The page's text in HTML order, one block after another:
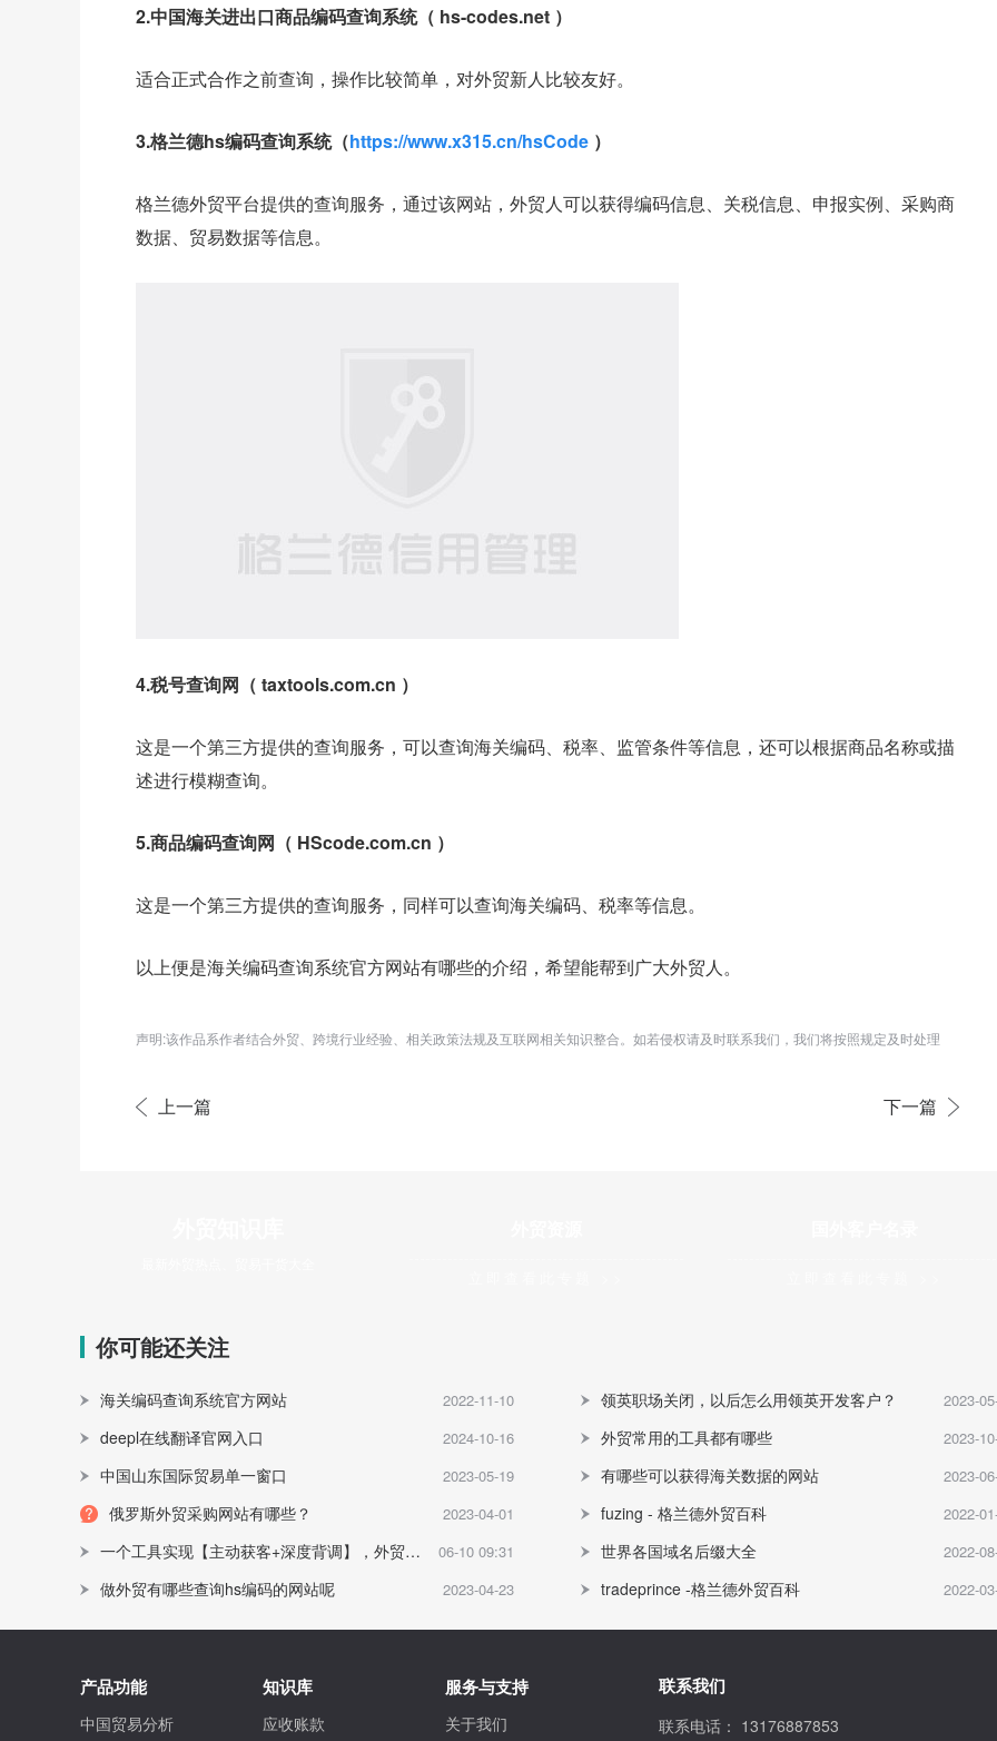
2.中国海关进出口商品编码查询系统（ hs-codes.net ）
适合正式合作之前查询，操作比较简单，对外贸新人比较友好。
3.格兰德hs编码查询系统（https://www.x315.cn/hsCode ）
格兰德外贸平台提供的查询服务，通过该网站，外贸人可以获得编码信息、关税信息、申报实例、采购商
数据、贸易数据等信息。
4.税号查询网（ taxtools.com.cn ）
这是一个第三方提供的查询服务，可以查询海关编码、税率、监管条件等信息，还可以根据商品名称或描
述进行模糊查询。
5.商品编码查询网（ HScode.com.cn ）
这是一个第三方提供的查询服务，同样可以查询海关编码、税率等信息。
以上便是海关编码查询系统官方网站有哪些的介绍，希望能帮到广大外贸人。
声明:该作品系作者结合外贸、跨境行业经验、相关政策法规及互联网相关知识整合。如若侵权请及时联系我们，我们将按照规定及时处理
上一篇 下一篇
你可能还关注
海关编码查询系统官方网站 2022-11-10 领英职场关闭，以后怎么用领英开发客户？ 2023-
deepl在线翻译官网入口 2024-10-16 外贸常用的工具都有哪些 2023-
中国山东国际贸易单一窗口 2023-05-19 有哪些可以获得海关数据的网站 2023-
俄罗斯外贸采购网站有哪些？ 2023-04-01 fuzing - 格兰德外贸百科 2022-
一个工具实现【主动获客+深度背调】，外贸高手都在用，建议收藏 06-10 09:31 世界各国域名后缀大全 2022-
做外贸有哪些查询hs编码的网站呢 2023-04-23 tradeprince -格兰德外贸百科 2022-
产品功能
中国贸易分析
知识库
应收账款
服务与支持
关于我们
联系我们
联系电话： 13176887853